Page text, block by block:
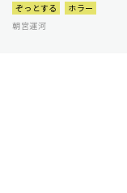
ぞっとする
ホラー
朝宮運河